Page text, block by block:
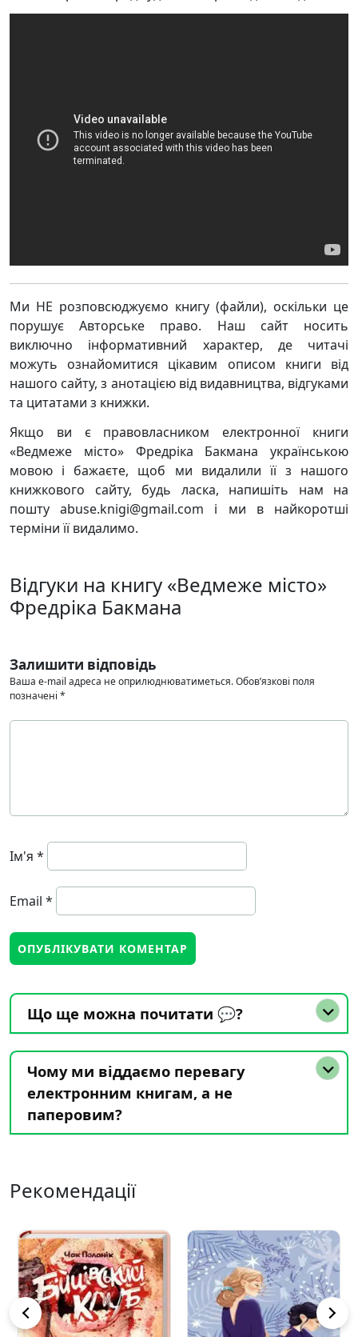
Ми НЕ розповсюджуємо книгу (файли), оскільки це
порушує Авторське право. Наш сайт носить
виключно інформативний характер, де читачі
можуть ознайомитися цікавим описом книги від
нашого сайту, з анотацією від видавництва, відгуками
та цитатами з книжки.
Якщо ви є правовласником електронної книги
«Ведмеже місто» Фредріка Бакмана українською
мовою і бажаєте, щоб ми видалили її з нашого
книжкового сайту, будь ласка, напишіть нам на
пошту abuse.knigi@gmail.com і ми в найкоротші
терміни її видалимо.
Відгуки на книгу «Ведмеже місто»
Фредріка Бакмана
Залишити відповідь
Ваша e-mail адреса не оприлюднюватиметься.Обов’язкові поля
позначені *
Ім'я *
Email *
Що ще можна почитати 💬?
Чому ми віддаємо перевагу
електронним книгам, а не
паперовим?
Рекомендації